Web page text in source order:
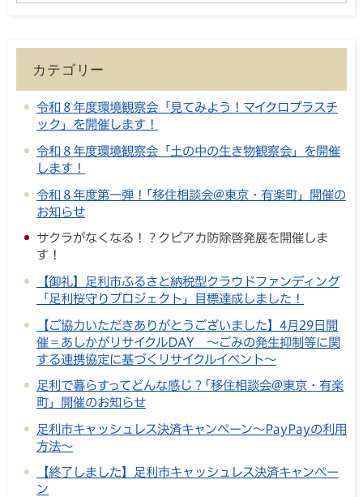
カテゴリー
令和８年度環境観察会「見てみよう！マイクロプラスチ
ック」を開催します！
令和８年度環境観察会「土の中の生き物観察会」を開催
します！
令和８年度第一弾！｢移住相談会@東京・有楽町」開催の
お知らせ
サクラがなくなる！？クビアカ防除啓発展を開催しま
す！
【御礼】足利市ふるさと納税型クラウドファンディング
「足利桜守りプロジェクト」目標達成しました！
【ご協力いただきありがとうございました】4月29日開
催＝あしかがリサイクルDAY ～ごみの発生抑制等に関
する連携協定に基づくリサイクルイベント～
足利で暮らすってどんな感じ？｢移住相談会@東京・有楽
町」開催のお知らせ
足利市キャッシュレス決済キャンペーン～PayPayの利用
方法～
【終了しました】足利市キャッシュレス決済キャンペー
ン